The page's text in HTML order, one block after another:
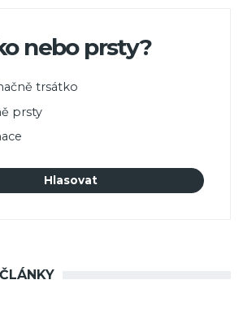
nebo prsty?
trsátko
prsty